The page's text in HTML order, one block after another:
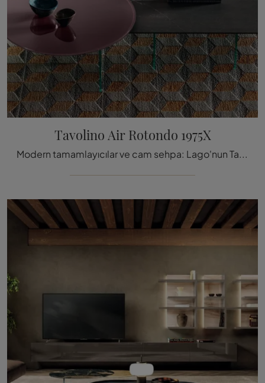
Tavolino Air Rotondo 1975X
Modern tamamlayıcılar ve cam sehpa: Lago'nun Tavolino Air Rotondo 1975X modeli hakkında bilgi alın ve mekanlarınızı zenginleştirin